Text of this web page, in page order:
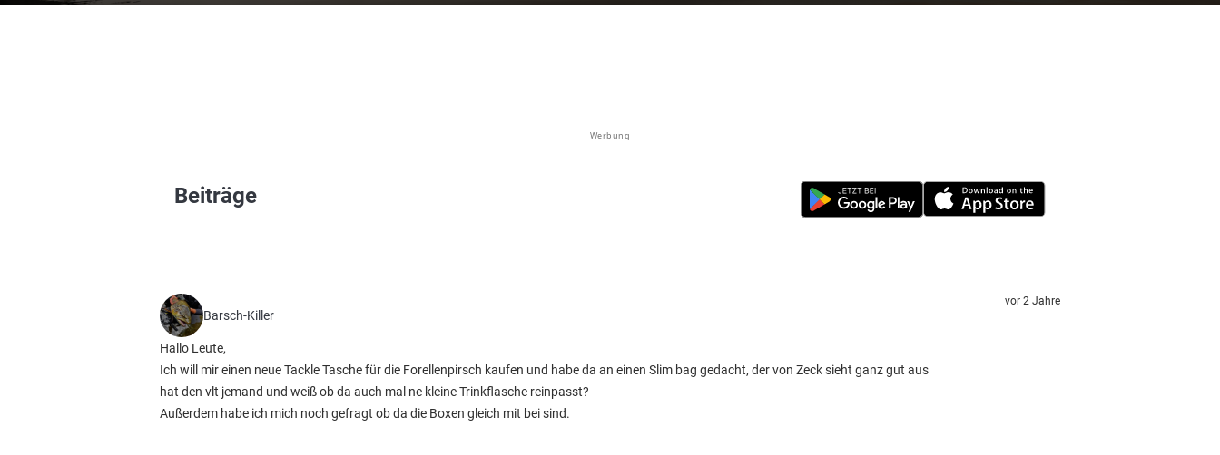
Werbung
Beiträge
Barsch-Killer
Hallo Leute,
Ich will mir einen neue Tackle Tasche für die Forellenpirsch kaufen und habe da an einen Slim bag gedacht, der von Zeck sieht ganz gut aus
hat den vlt jemand und weiß ob da auch mal ne kleine Trinkflasche reinpasst?
Außerdem habe ich mich noch gefragt ob da die Boxen gleich mit bei sind.
vor 2 Jahre